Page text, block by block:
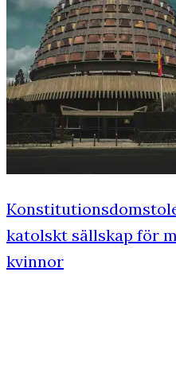
katolskt sällskap för
kvinnor